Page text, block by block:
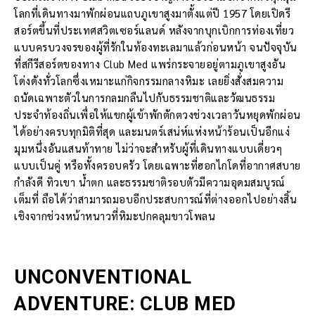
โลกที่เดินทางมาพักผ่อนแถบภูเขาสูงมาตั้งแต่ปี 1957 โดยเปิดรี
สอร์ตขึ้นที่ประเทศสวิตเซอร์แลนด์ หลังจากบุกเบิกการท่องเที่ยว
แบบครบวงจรของผู้ที่รักในท้องทะเลมาแล้วก่อนหน้า จนปัจจุบัน
ที่สกีรีสอร์ตของทาง Club Med แพร่กระจายอยู่ตามภูเขาสูงอัน
โด่งดังทั่วโลกซึ่งเหมาะแก่กิจกรรมกลางหิมะ เลยยิ่งสั่งสมความ
ถนัดเฉพาะตัวในการกลมกลืนไปกับธรรมชาติและวัฒนธรรม
ประจำท้องถิ่นเพื่อให้แขกผู้เข้าพักตักตวงช่วงเวลาวันหยุดพักผ่อน
ได้อย่างครบทุกมิติที่สุด และมนตร์เสน่ห์แห่งหน้าร้อนเป็นอีกแง่
มุมหนึ่งอันแสนท้าทาย ไม่ว่าจะสำหรับผู้ที่เดินทางแบบเดี่ยวๆ
แบบเป็นคู่ หรือทั้งครอบครัว โดยเฉพาะที่ฮอกไกโดที่อากาศสบาย
กำลังดี ทิวเขา น้ำตก และธรรมชาติรอบตัวมีความอุดมสมบูรณ์
เต็มที่ ถือได้ว่าสามารถมอบอีกประสบการณ์ที่ต่างออกไปอย่างสิ้น
เชิงจากช่วงหน้าหนาวที่หิมะปกคลุมขาวโพลน
UNCONVENTIONAL
ADVENTURE: CLUB MED